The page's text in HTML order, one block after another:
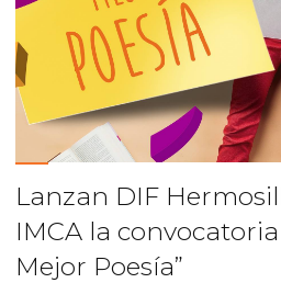
Lanzan DIF
IMCA la convocatoria
Mejor Poesía”